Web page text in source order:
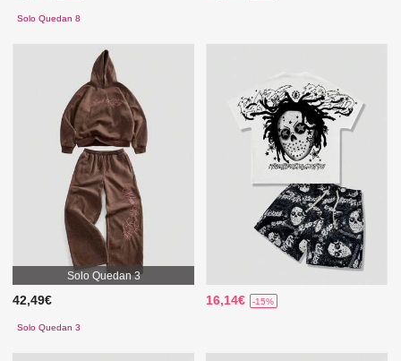
Solo Quedan 8
Solo Quedan 3
42,49€
Solo Quedan 3
16,14€ -15%